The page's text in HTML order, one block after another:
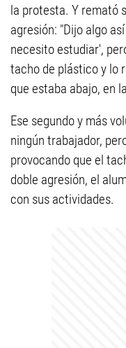
la protesta. Y remató
agresión: "Dijo algo
necesito estudiar',
tacho de plástico y lo
que estaba abajo, en
Ese segundo y más
ningún trabajador,
provocando que el
doble agresión, el
con sus actividades.